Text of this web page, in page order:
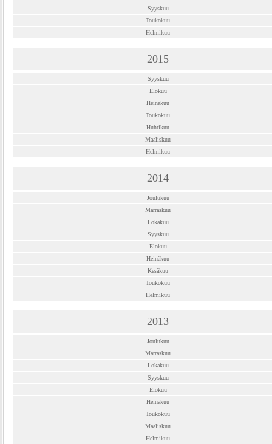
Syyskuu
Toukokuu
Helmikuu
2015
Syyskuu
Elokuu
Heinäkuu
Toukokuu
Huhtikuu
Maaliskuu
Helmikuu
2014
Joulukuu
Marraskuu
Lokakuu
Syyskuu
Elokuu
Heinäkuu
Kesäkuu
Toukokuu
Helmikuu
2013
Joulukuu
Marraskuu
Lokakuu
Syyskuu
Elokuu
Heinäkuu
Toukokuu
Maaliskuu
Helmikuu